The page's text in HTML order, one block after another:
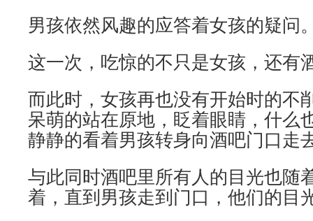
男孩依然风趣的应答着女孩的疑问
这一次，吃惊的不只是女孩，还有
而此时，女孩再也没有开始时的不
呆萌的站在原地，眨着眼睛，什么
静静的看着男孩转身向酒吧门口走
与此同时酒吧里所有人的目光也随
着，直到男孩走到门口，他们的目